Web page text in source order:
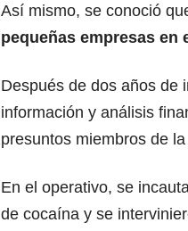
Así mismo, se conoció
pequeñas empresas en
Después de dos años de
información y análisis
presuntos miembros de
En el operativo, se
de cocaína y se